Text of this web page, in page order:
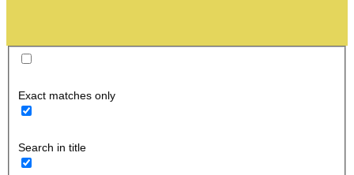
Exact matches only
Search in title